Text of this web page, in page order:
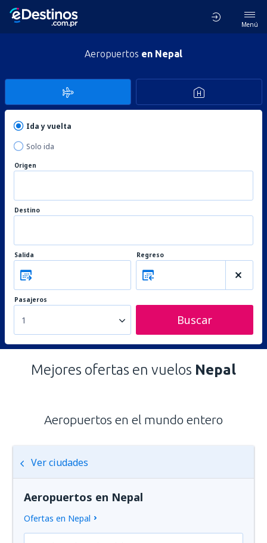
Menú
Aeropuertos en Nepal
Ida y vuelta
Solo ida
Origen
Destino
Salida Regreso
Pasajeros
1 Buscar
Mejores ofertas en vuelos Nepal
Aeropuertos en el mundo entero
Ver ciudades
Aeropuertos en Nepal
Ofertas en Nepal